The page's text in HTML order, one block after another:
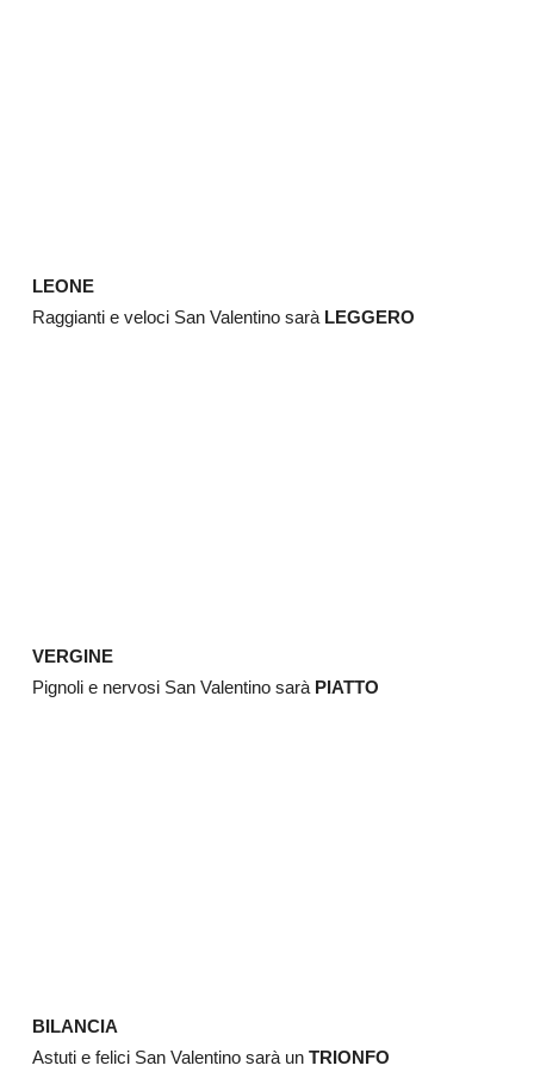
LEONE
Raggianti e veloci San Valentino sarà LEGGERO
VERGINE
Pignoli e nervosi San Valentino sarà PIATTO
BILANCIA
Astuti e felici San Valentino sarà un TRIONFO